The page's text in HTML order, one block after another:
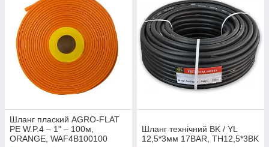
Шланг плаский AGRO-FLAT
PE W.P.4 – 1" – 100м,
ORANGE, WAF4B100100
Шланг технічний BK / YL
12,5*3мм 17BAR, TH12,5*3BK